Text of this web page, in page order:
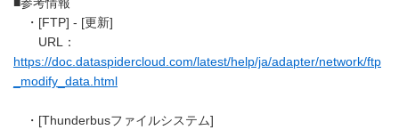
■参考情報
・[FTP] - [更新]
URL：
https://doc.dataspidercloud.com/latest/help/ja/adapter/network/ftp
_modify_data.html
・[Thunderbusファイルシステム]